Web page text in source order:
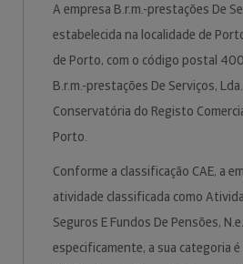
A empresa B.r.m.-prestações De
estabelecida na localidade de
de Porto, com o código postal
B.r.m.-prestações De Serviços,
Conservatória do Registo
Porto.
Conforme a classificação CAE, a
atividade classificada como
Seguros E Fundos De Pensões,
especificamente, a sua categoria